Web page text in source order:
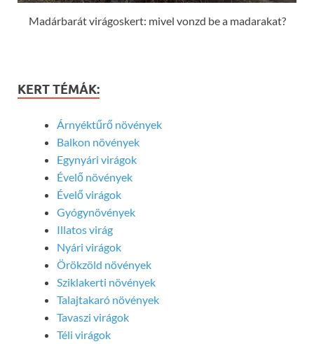
Madárbarát virágoskert: mivel vonzd be a madarakat?
KERT TÉMÁK:
Árnyéktűrő növények
Balkon növények
Egynyári virágok
Évelő növények
Évelő virágok
Gyógynövények
Illatos virág
Nyári virágok
Örökzöld növények
Sziklakerti növények
Talajtakaró növények
Tavaszi virágok
Téli virágok